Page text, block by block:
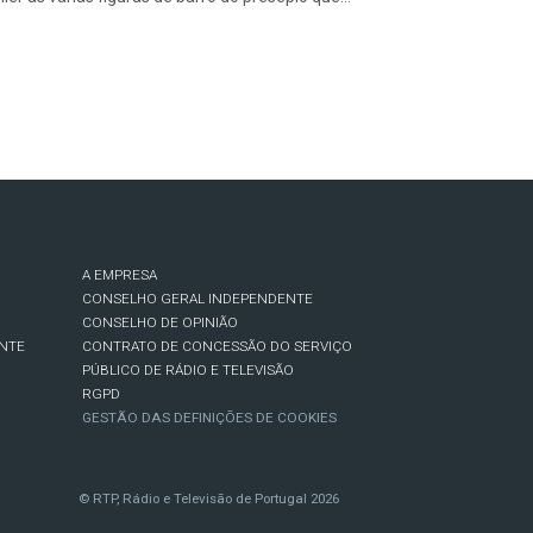
A EMPRESA
CONSELHO GERAL INDEPENDENTE
CONSELHO DE OPINIÃO
CONTRATO DE CONCESSÃO DO SERVIÇO
PÚBLICO DE RÁDIO E TELEVISÃO
RGPD
GESTÃO DAS DEFINIÇÕES DE COOKIES
© RTP, Rádio e Televisão de Portugal 2026